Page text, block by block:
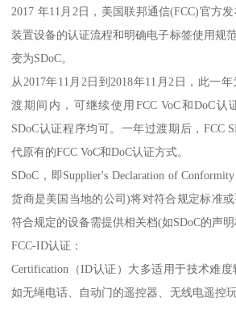
2017 年11月2日，美国联邦通信(FCC)官方
装置设备的认证流程和明确电子标签使用规
变为SDoC。
从2017年11月2日到2018年11月2日，此一
渡期间内，可继续使用FCC VoC和DoC认
SDoC认证程序均可。一年过渡期后，FCC
代原有的FCC VoC和DoC认证方式。
SDoC，即Supplier's Declaration of
货商是美国当地的公司)将对符合规定标准或
符合规定的设备需提供相关档(如SDoC的声明
FCC-ID认证：
Certification（ID认证）大多适用于技术难
如无绳电话、自动门的遥控器、无线电遥控